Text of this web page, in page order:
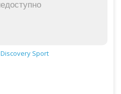
Discovery Sport